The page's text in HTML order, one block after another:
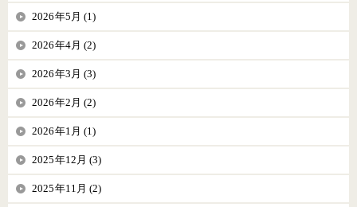
2026年5月 (1)
2026年4月 (2)
2026年3月 (3)
2026年2月 (2)
2026年1月 (1)
2025年12月 (3)
2025年11月 (2)